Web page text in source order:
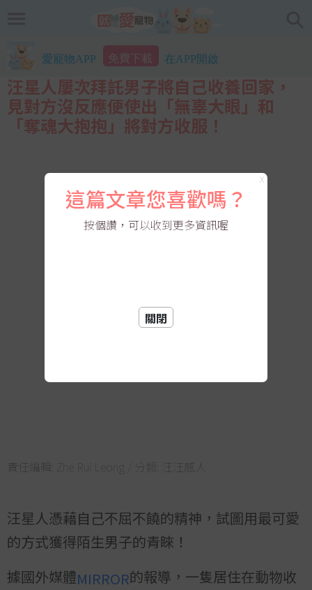
愛寵物APP 免費下載 在APP開啟
汪星人屢次拜託男子將自己收養回家，
見對方沒反應便使出「無辜大眼」和
「奪魂大抱抱」將對方收服！
責任編輯: Zhe Rui Leong / 分類: 汪汪感人
汪星人憑藉自己不屈不饒的精神，試圖用最可愛
的方式獲得陌生男子的青睞！
據國外媒體MIRROR的報導，一隻居住在動物收
X
這篇文章您喜歡嗎？
按個讚，可以收到更多資訊喔
關閉